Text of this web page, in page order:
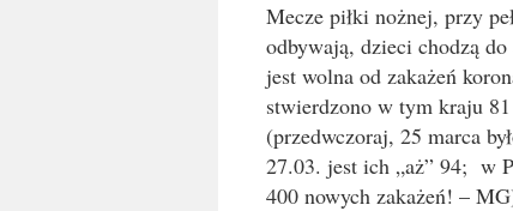
Mecze piłki nożnej, przy
odbywają, dzieci chodzą
jest wolna od zakażeń
stwierdzono w tym kraju
(przedwczoraj, 25 marca
27.03. jest ich „aż” 94; w
400 nowych zakażeń! –